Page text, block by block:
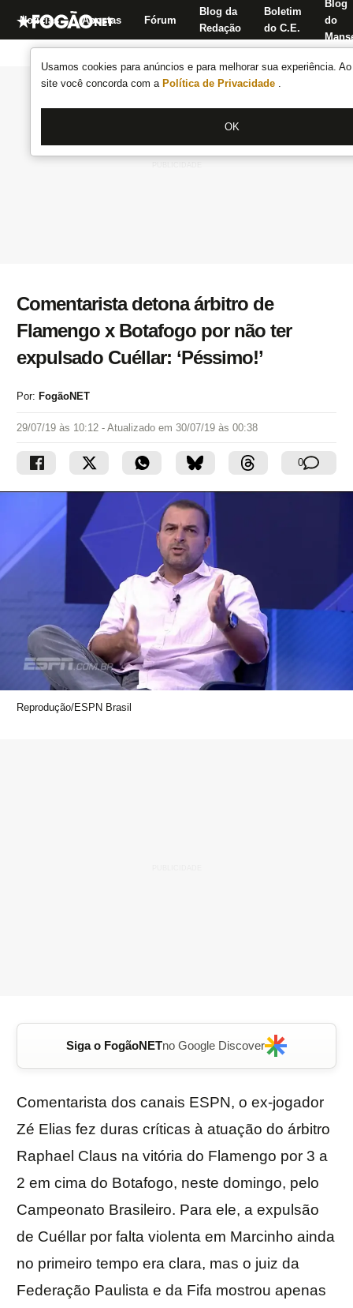
Usamos cookies para anúncios e para melhorar sua experiência.
site você concorda com a Política de Privacidade .
OK
Notícias Apostas Fórum
Blog da
Redação
Boletim
do C.E.
Blog
do
Comentarista detona árbitro de
Flamengo x Botafogo por não ter
expulsado Cuéllar: ‘Péssimo!’
Por: FogãoNET
29/07/19 às 10:12 - Atualizado em 30/07/19 às 00:38
0
Reprodução/ESPN Brasil
Siga o FogãoNETno Google Discover
Comentarista dos canais ESPN, o ex-jogador
Zé Elias fez duras críticas à atuação do árbitro
Raphael Claus na vitória do Flamengo por 3 a
2 em cima do Botafogo, neste domingo, pelo
Campeonato Brasileiro. Para ele, a expulsão
de Cuéllar por falta violenta em Marcinho ainda
no primeiro tempo era clara, mas o juiz da
Federação Paulista e da Fifa mostrou apenas